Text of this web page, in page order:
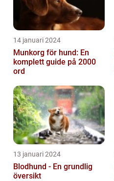
14 januari 2024
Munkorg för hund: En
komplett guide på 2000
ord
13 januari 2024
Blodhund - En grundlig
översikt